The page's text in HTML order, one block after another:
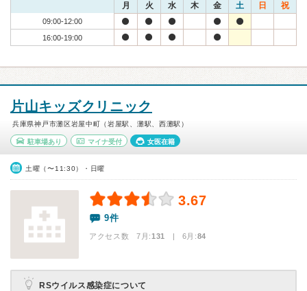
月 火 水 木 金 土 日 祝
09:00-12:00
16:00-19:00
片山キッズクリニック
兵庫県神戸市灘区岩屋中町（岩屋駅、灘駅、西灘駅）
駐車場あり マイナ受付 女医在籍
土曜（〜11:30）・日曜
3.67
9件
アクセス数 7月:131 | 6月:84
RSウイルス感染症について